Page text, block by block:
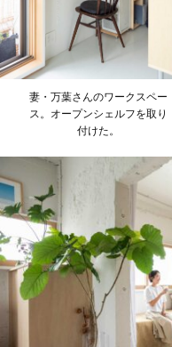
妻・万葉さんのワークスペー
ス。オープンシェルフを取り
付けた。